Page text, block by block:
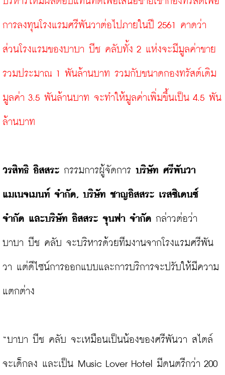
การลงทุนโรงแรมศรีพันวาต่อไปภายในปี 2561 คาดว่า
ส่วนโรงแรมของบาบา บีช คลับทั้ง 2 แห่งจะมีมูลค่าขาย
รวมประมาณ 1 พันล้านบาท รวมกับขนาดกองทรัสต์เดิม
มูลค่า 3.5 พันล้านบาท จะทำให้มูลค่าเพิ่มขึ้นเป็น 4.5 พัน
ล้านบาท
วรสิทธิ อิสสระ กรรมการผู้จัดการ บริษัท ศรีพันวา
แมเนจเมนท์ จำกัด, บริษัท ชาญอิสสระ เรสซิเดนซ์
จำกัด และบริษัท อิสสระ จุนฟา จำกัด กล่าวต่อว่า
บาบา บีช คลับ จะบริหารด้วยทีมงานจากโรงแรมศรีพัน
วา แต่ดีไซน์การออกแบบและการบริการจะปรับให้มีความ
แตกต่าง
“บาบา บีช คลับ จะเหมือนเป็นน้องของศรีพันวา สไตล์
จะเด็กลง และเป็น Music Lover Hotel มีดนตรีกว่า 200